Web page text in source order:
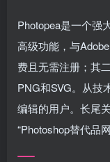
Photopea是一个强
高级功能，与
费且无需注册；其
PNG和SVG。从技
编辑的用户。长尾
“Photoshop替代品网